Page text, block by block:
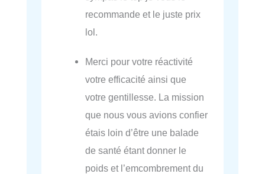
recommande et le juste prix
lol.
Merci pour votre réactivité
votre efficacité ainsi que
votre gentillesse. La mission
que nous vous avions confier
étais loin d’être une balade
de santé étant donner le
poids et l’emcombrement du